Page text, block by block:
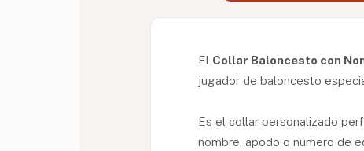
El Collar Baloncesto con
jugador de baloncesto
Es el collar personalizado
nombre, apodo o número de